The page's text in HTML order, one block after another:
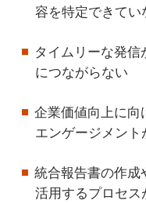
容を特定できてい
タイムリーな発信
につながらない
企業価値向上に向
エンゲージメント
統合報告書の作成
活用するプロセス